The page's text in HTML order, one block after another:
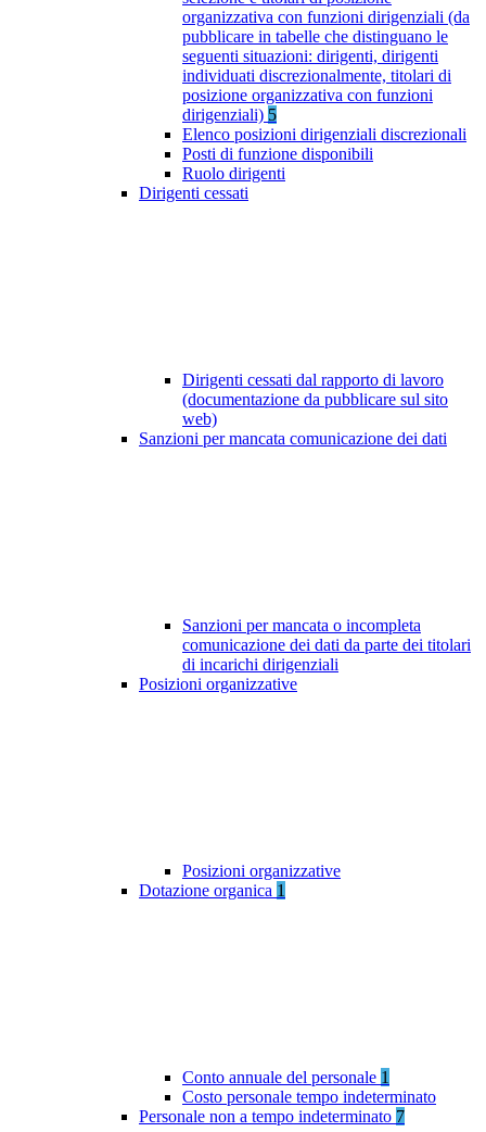
organizzativa con funzioni dirigenziali (da
pubblicare in tabelle che distinguano le
seguenti situazioni: dirigenti, dirigenti
individuati discrezionalmente, titolari di
posizione organizzativa con funzioni
dirigenziali) 5
Elenco posizioni dirigenziali discrezionali
Posti di funzione disponibili
Ruolo dirigenti
Dirigenti cessati
Dirigenti cessati dal rapporto di lavoro
(documentazione da pubblicare sul sito
web)
Sanzioni per mancata comunicazione dei dati
Sanzioni per mancata o incompleta
comunicazione dei dati da parte dei titolari
di incarichi dirigenziali
Posizioni organizzative
Posizioni organizzative
Dotazione organica 1
Conto annuale del personale 1
Costo personale tempo indeterminato
Personale non a tempo indeterminato 7